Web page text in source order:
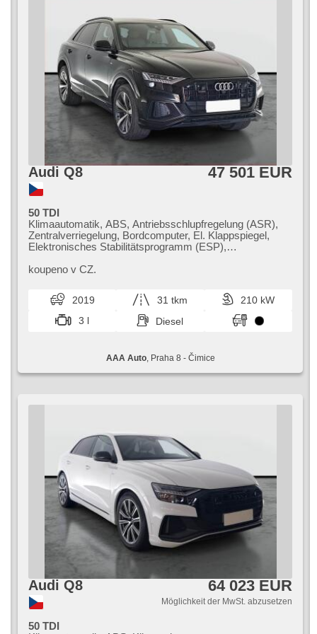
Audi Q8 47 501 EUR
50 TDI
Klimaautomatik, ABS, Antriebsschlupfregelung (ASR),
Zentralverriegelung, Bordcomputer, El. Klappspiegel,
Elektronisches Stabilitätsprogramm (ESP),
Scheibenwischersensor, starten per Taste, Sportsitze,
Lenkrad, Uhr Spur, Servolenkung, El. Seitenscheiben,
Dachträger, Autoradio, Automatikgetriebe, Antrieb 4x4
koupeno v CZ.
2019 31 tkm
210 kW
3 l
Diesel
AAA Auto, Praha 8 - Čimice
Audi Q8 64 023 EUR
Möglichkeit der MwSt. abzusetzen
50 TDI